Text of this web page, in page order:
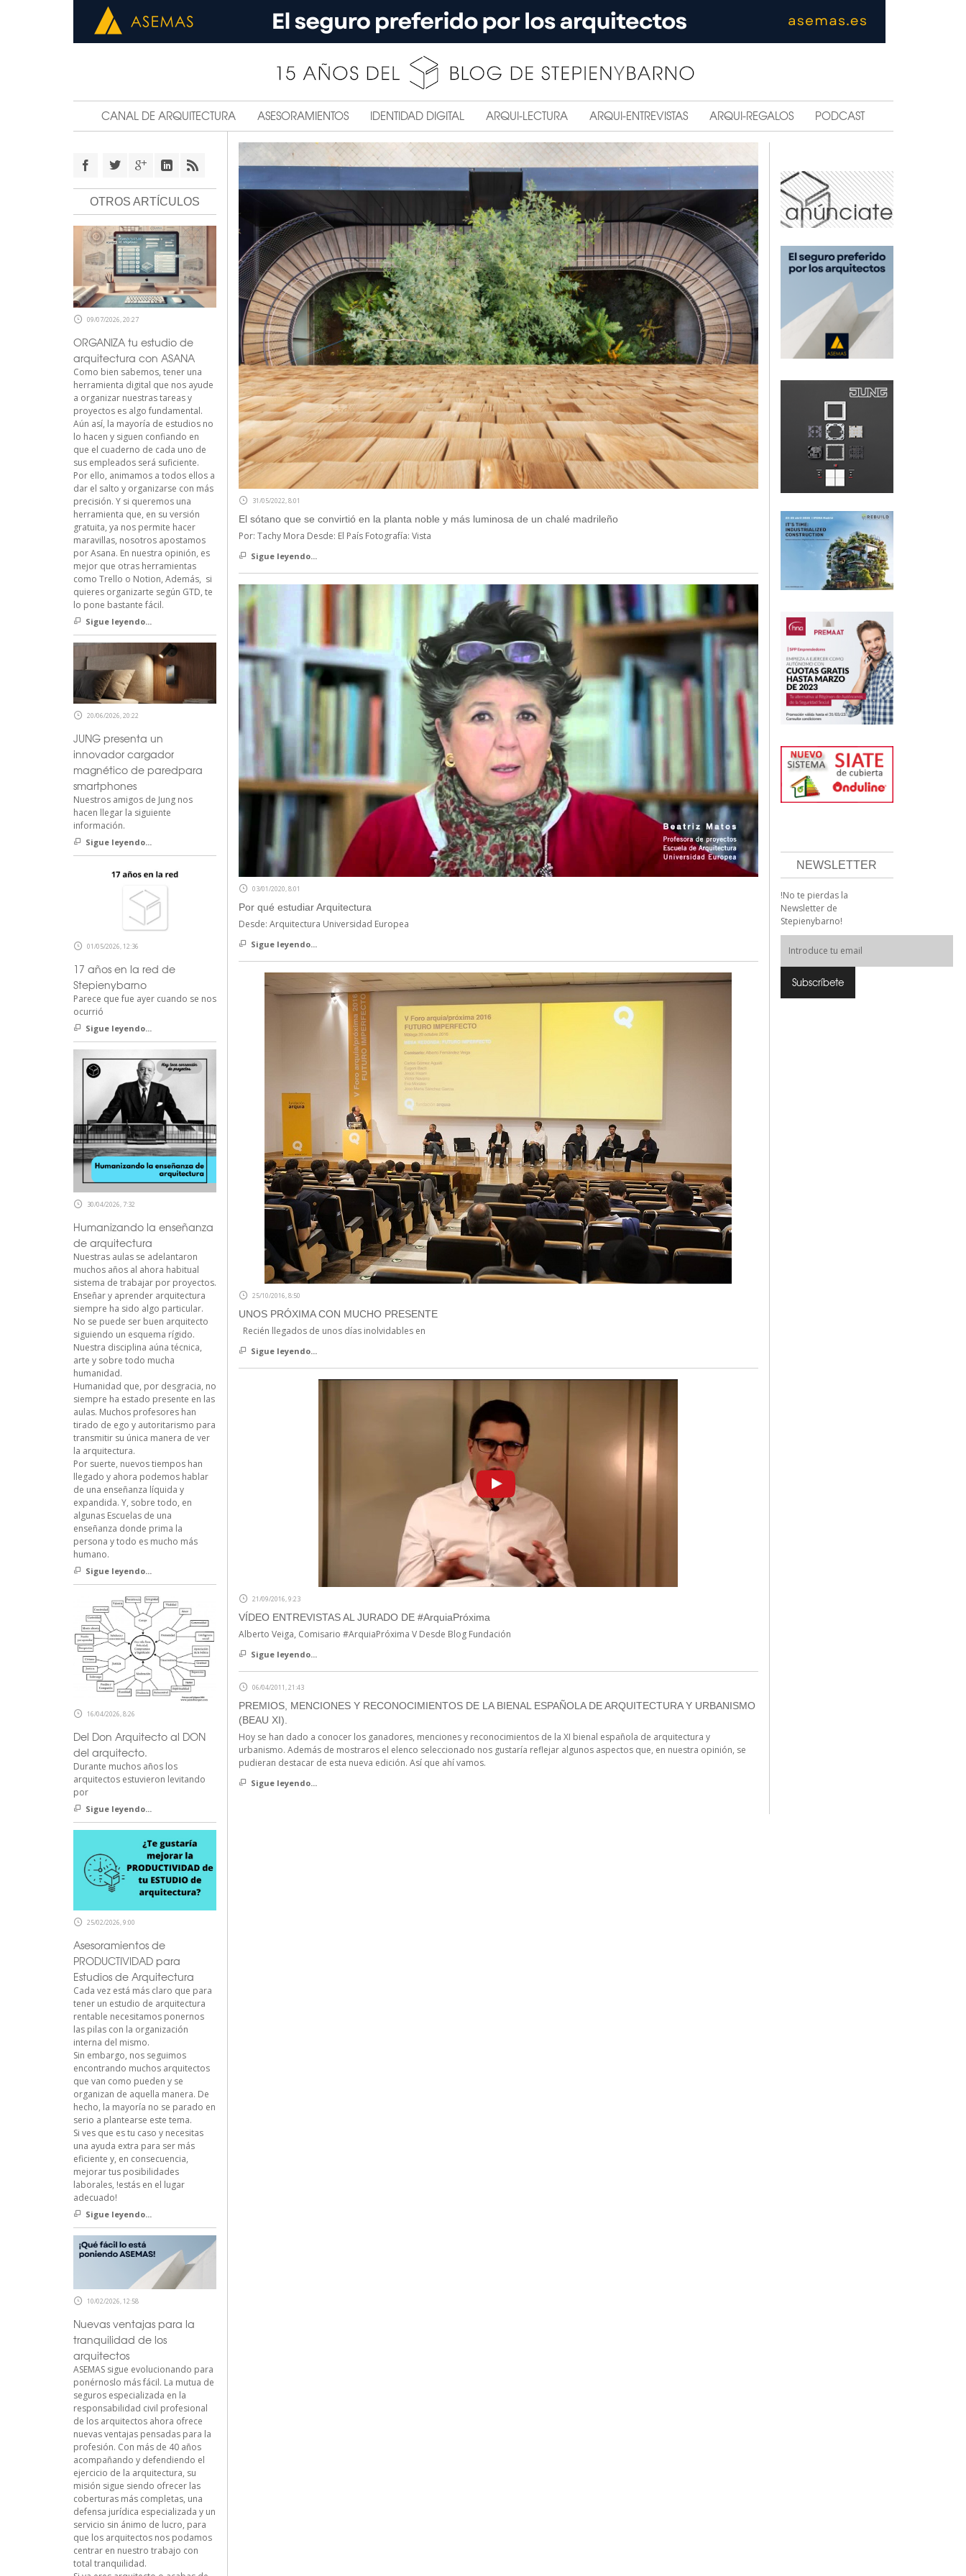
CANAL DE ARQUITECTURA ASESORAMIENTOS IDENTIDAD DIGITAL ARQUI-LECTURA ARQUI-ENTREVISTAS ARQUI-REGALOS PODCAST
31/05/2022, 8:01
El sótano que se convirtió en la planta noble y más luminosa de un chalé madrileño
Por: Tachy Mora Desde: El País Fotografía: Vista
Sigue leyendo...
03/01/2020, 8:01
Por qué estudiar Arquitectura
Desde: Arquitectura Universidad Europea
Sigue leyendo...
25/10/2016, 8:50
UNOS PRÓXIMA CON MUCHO PRESENTE
Recién llegados de unos días inolvidables en
Sigue leyendo...
21/09/2016, 9:23
VÍDEO ENTREVISTAS AL JURADO DE #ArquiaPróxima
Alberto Veiga, Comisario #ArquiaPróxima V Desde Blog Fundación
Sigue leyendo...
06/04/2011, 21:43
PREMIOS, MENCIONES Y RECONOCIMIENTOS DE LA BIENAL ESPAÑOLA DE ARQUITECTURA Y URBANISMO
(BEAU XI).
Hoy se han dado a conocer los ganadores, menciones y reconocimientos de la XI bienal española de arquitectura y
urbanismo. Además de mostraros el elenco seleccionado nos gustaría reflejar algunos aspectos que, en nuestra opinión, se
pudieran destacar de esta nueva edición. Así que ahí vamos.
Sigue leyendo...
NEWSLETTER
!No te pierdas la
Newsletter de
Stepienybarno!
OTROS ARTÍCULOS
09/07/2026, 20:27
ORGANIZA tu estudio de
arquitectura con ASANA
Como bien sabemos, tener una
herramienta digital que nos ayude
a organizar nuestras tareas y
proyectos es algo fundamental.
Aún así, la mayoría de estudios no
lo hacen y siguen confiando en
que el cuaderno de cada uno de
sus empleados será suficiente.
Por ello, animamos a todos ellos a
dar el salto y organizarse con más
precisión. Y si queremos una
herramienta que, en su versión
gratuita, ya nos permite hacer
maravillas, nosotros apostamos
por Asana. En nuestra opinión, es
mejor que otras herramientas
como Trello o Notion, Además, si
quieres organizarte según GTD, te
lo pone bastante fácil.
Sigue leyendo...
20/06/2026, 20:22
JUNG presenta un
innovador cargador
magnético de paredpara
smartphones
Nuestros amigos de Jung nos
hacen llegar la siguiente
información.
Sigue leyendo...
01/05/2026, 12:36
17 años en la red de
Stepienybarno
Parece que fue ayer cuando se nos
ocurrió
Sigue leyendo...
30/04/2026, 7:32
Humanizando la enseñanza
de arquitectura
Nuestras aulas se adelantaron
muchos años al ahora habitual
sistema de trabajar por proyectos.
Enseñar y aprender arquitectura
siempre ha sido algo particular.
No se puede ser buen arquitecto
siguiendo un esquema rígido.
Nuestra disciplina aúna técnica,
arte y sobre todo mucha
humanidad.
Humanidad que, por desgracia, no
siempre ha estado presente en las
aulas. Muchos profesores han
tirado de ego y autoritarismo para
transmitir su única manera de ver
la arquitectura.
Por suerte, nuevos tiempos han
llegado y ahora podemos hablar
de una enseñanza líquida y
expandida. Y, sobre todo, en
algunas Escuelas de una
enseñanza donde prima la
persona y todo es mucho más
humano.
Sigue leyendo...
16/04/2026, 8:26
Del Don Arquitecto al DON
del arquitecto.
Durante muchos años los
arquitectos estuvieron levitando
por
Sigue leyendo...
25/02/2026, 9:00
Asesoramientos de
PRODUCTIVIDAD para
Estudios de Arquitectura
Cada vez está más claro que para
tener un estudio de arquitectura
rentable necesitamos ponernos
las pilas con la organización
interna del mismo.
Sin embargo, nos seguimos
encontrando muchos arquitectos
que van como pueden y se
organizan de aquella manera. De
hecho, la mayoría no se parado en
serio a plantearse este tema.
Si ves que es tu caso y necesitas
una ayuda extra para ser más
eficiente y, en consecuencia,
mejorar tus posibilidades
laborales, !estás en el lugar
adecuado!
Sigue leyendo...
10/02/2026, 12:58
Nuevas ventajas para la
tranquilidad de los
arquitectos
ASEMAS sigue evolucionando para
ponérnoslo más fácil. La mutua de
seguros especializada en la
responsabilidad civil profesional
de los arquitectos ahora ofrece
nuevas ventajas pensadas para la
profesión. Con más de 40 años
acompañando y defendiendo el
ejercicio de la arquitectura, su
misión sigue siendo ofrecer las
coberturas más completas, una
defensa jurídica especializada y un
servicio sin ánimo de lucro, para
que los arquitectos nos podamos
centrar en nuestro trabajo con
total tranquilidad.